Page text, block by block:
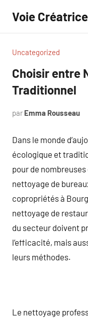
contenu
Voie Créatrice
Uncategorized
Choisir entre
Traditionnel
par Emma Rousseau
Dans le monde
écologique et
pour de
nettoyage de
copropriétés à
nettoyage de
du secteur doivent
l’efficacité, mais
leurs méthodes.
Le nettoyage